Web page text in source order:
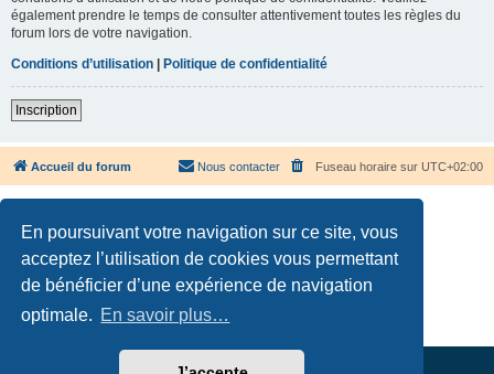
En poursuivant votre navigation sur ce site, vous
acceptez l’utilisation de cookies vous permettant
de bénéficier d’une expérience de navigation
optimale. En savoir plus…
également prendre le temps de consulter attentivement toutes les règles du
forum lors de votre navigation.
Conditions d’utilisation
Politique de confidentialité
Inscription
Accueil du forum Fuseau horaire sur UTC+02:00
Nous contacter
Développé parphpBB® Forum Software © phpBB Limited
Confidentialité